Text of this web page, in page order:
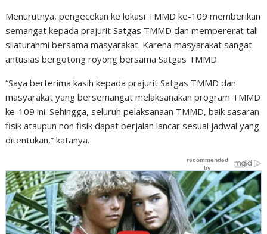
Menurutnya, pengecekan ke lokasi TMMD ke-109 memberikan
semangat kepada prajurit Satgas TMMD dan mempererat tali
silaturahmi bersama masyarakat. Karena masyarakat sangat
antusias bergotong royong bersama Satgas TMMD.
“Saya berterima kasih kepada prajurit Satgas TMMD dan
masyarakat yang bersemangat melaksanakan program TMMD
ke-109 ini. Sehingga, seluruh pelaksanaan TMMD, baik sasaran
fisik ataupun non fisik dapat berjalan lancar sesuai jadwal yang
ditentukan,” katanya.